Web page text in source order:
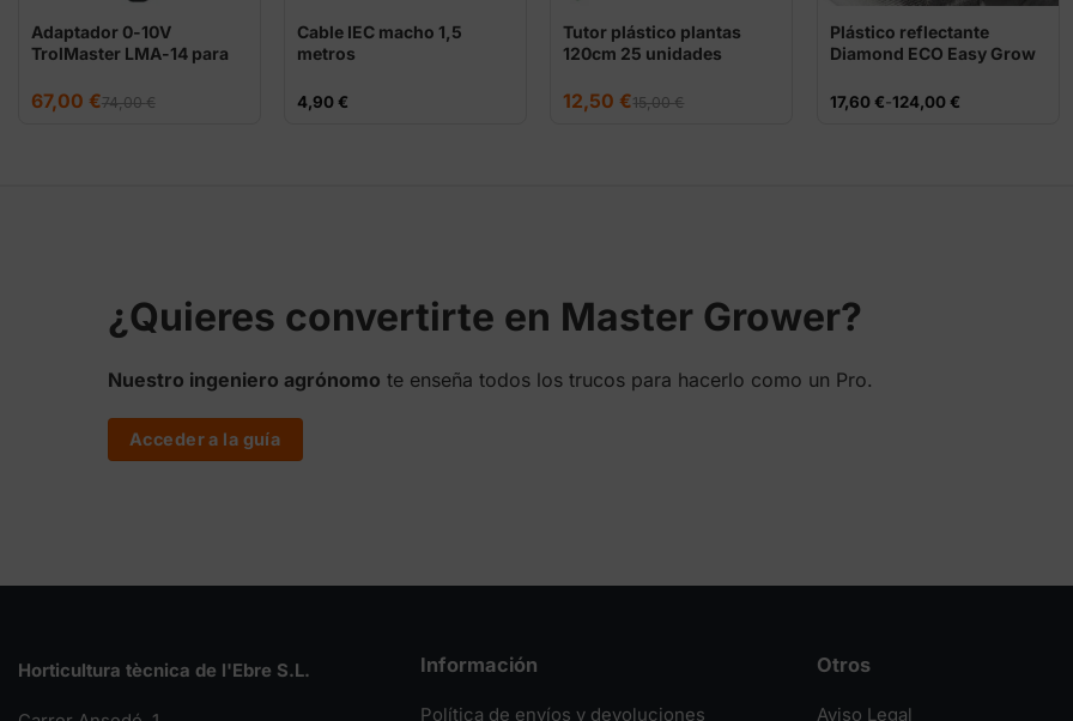
Adaptador 0-10V
TrolMaster LMA-14 para
74,00€
El
precio
67,00 €
El
precio
Cable IEC macho 1,5
metros
4,90€
Tutor plástico plantas
120cm 25 unidades
15,00€
El
precio
12,50€
El
precio
Plástico reflectante
Diamond ECO Easy Grow
17,60€-124,00€
Rango
de
¿Quieres convertirte en Master Grower?
Nuestro ingeniero agrónomo te enseña todos los trucos para hacerlo como un Pro.
Acceder a la guía
Horticultura tècnica de l'Ebre S.L. Información
Política de envíos y devoluciones
Otros
Aviso Legal